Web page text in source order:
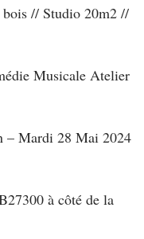
// Studio 20m2 //
Musicale Atelier
– Mardi 28 Mai 2024
à côté de la